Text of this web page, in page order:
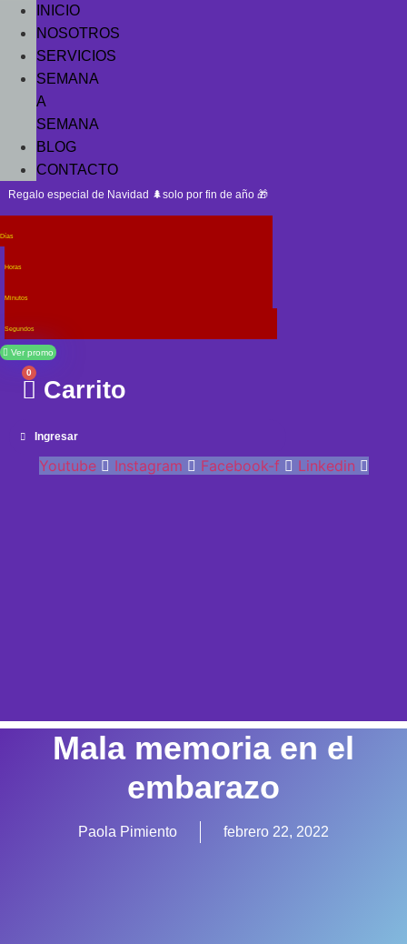
INICIO
NOSOTROS
SERVICIOS
SEMANA
A
SEMANA
BLOG
CONTACTO
Regalo especial de Navidad 🌲solo por fin de año 🎁
Días
Horas
Minutos
Segundos
Ver promo
0
Carrito
Ingresar
Youtube Instagram Facebook-f Linkedin
Mala memoria en el
embarazo
Paola Pimiento febrero 22, 2022